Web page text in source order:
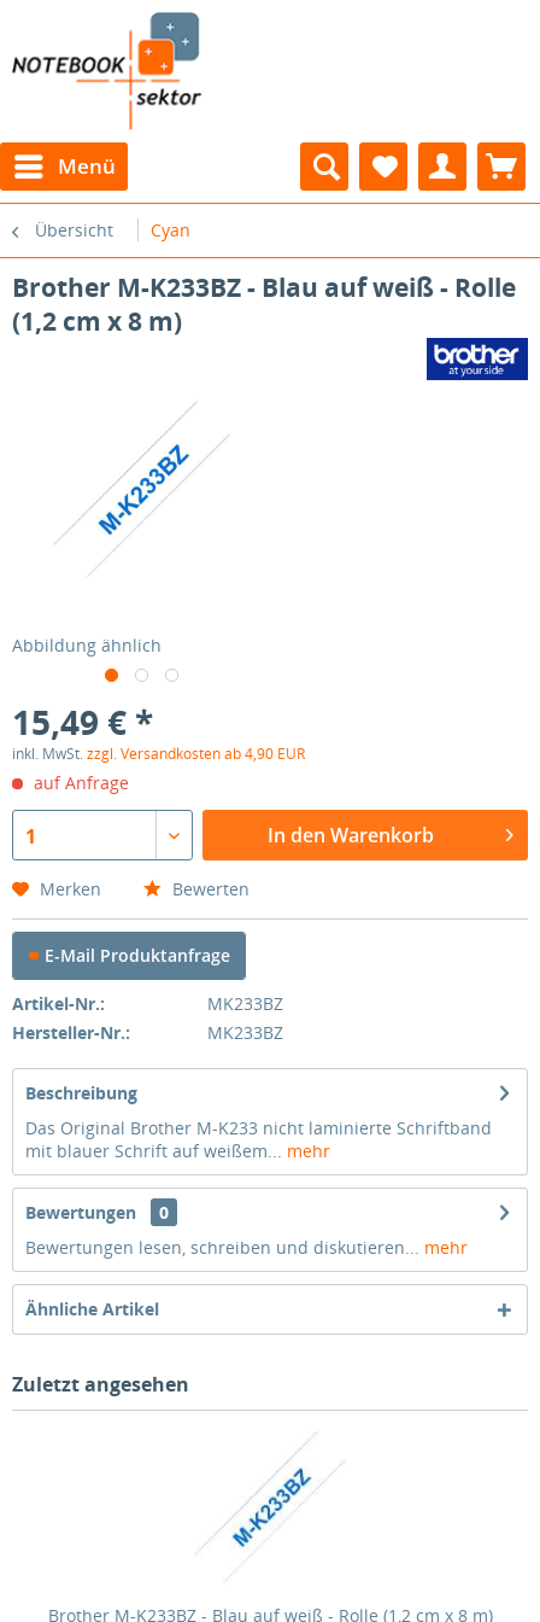
Menü
Übersicht Cyan
Brother M-K233BZ - Blau auf weiß - Rolle
(1,2 cm x 8 m)
Abbildung ähnlich
15,49 € *
inkl. MwSt.zzgl. Versandkosten ab 4,90 EUR
auf Anfrage
1 In den Warenkorb
Merken Bewerten
E-Mail Produktanfrage
Artikel-Nr.:
MK233BZ
Hersteller-Nr.:
MK233BZ
Beschreibung
Das Original Brother M-K233 nicht laminierte Schriftband
mit blauer Schrift auf weißem... mehr
Bewertungen
0
Bewertungen lesen, schreiben und diskutieren... mehr
Ähnliche Artikel
Zuletzt angesehen
Brother M-K233BZ - Blau auf weiß - Rolle (1,2 cm x 8 m)